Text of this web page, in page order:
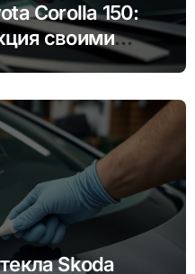
Corolla 150:
своими
Skoda